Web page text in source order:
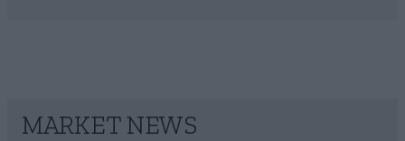
MARKET NEWS